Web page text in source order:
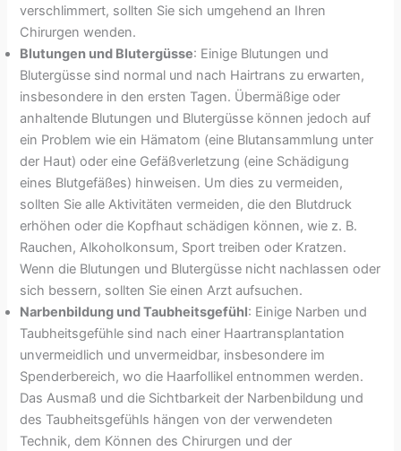
verschlimmert, sollten Sie sich umgehend an Ihren
Chirurgen wenden.
Blutungen und Blutergüsse: Einige Blutungen und
Blutergüsse sind normal und nach Hairtrans zu erwarten,
insbesondere in den ersten Tagen. Übermäßige oder
anhaltende Blutungen und Blutergüsse können jedoch auf
ein Problem wie ein Hämatom (eine Blutansammlung unter
der Haut) oder eine Gefäßverletzung (eine Schädigung
eines Blutgefäßes) hinweisen. Um dies zu vermeiden,
sollten Sie alle Aktivitäten vermeiden, die den Blutdruck
erhöhen oder die Kopfhaut schädigen können, wie z. B.
Rauchen, Alkoholkonsum, Sport treiben oder Kratzen.
Wenn die Blutungen und Blutergüsse nicht nachlassen oder
sich bessern, sollten Sie einen Arzt aufsuchen.
Narbenbildung und Taubheitsgefühl: Einige Narben und
Taubheitsgefühle sind nach einer Haartransplantation
unvermeidlich und unvermeidbar, insbesondere im
Spenderbereich, wo die Haarfollikel entnommen werden.
Das Ausmaß und die Sichtbarkeit der Narbenbildung und
des Taubheitsgefühls hängen von der verwendeten
Technik, dem Können des Chirurgen und der